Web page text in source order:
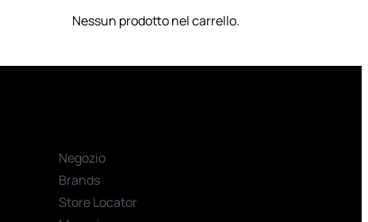
Nessun prodotto nel carrello.
Negozio
Brands
Store Locator